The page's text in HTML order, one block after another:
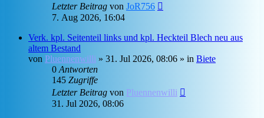
Letzter Beitrag von JoR756
7. Aug 2026, 16:04
Verk. kpl. Seitenteil links und kpl. Heckteil Blech neu aus
altem Bestand
von Pluennenwilli » 31. Jul 2026, 08:06 » in Biete
0Antworten
145 Zugriffe
Letzter Beitrag von Pluennenwilli
31. Jul 2026, 08:06